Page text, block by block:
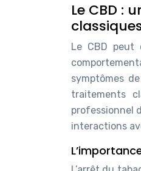
Le CBD :
Le CBD peut
symptômes
traitements
professionnel
interactions